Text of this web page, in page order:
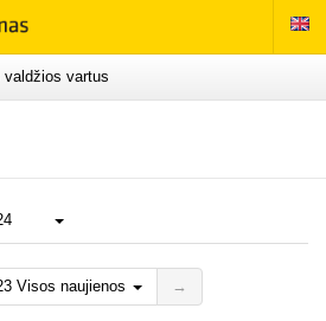
valdžios vartus
Daugiau...
Visos naujienos →